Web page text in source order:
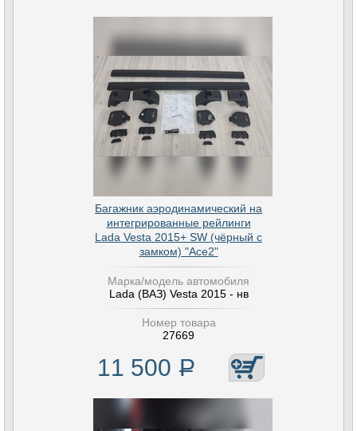
Багажник аэродинамический на
интегрированные рейлинги
Lada Vesta 2015+ SW (чёрный с
замком) "Ace2"
Марка/модель автомобиля
Lada (ВАЗ) Vesta 2015 - нв
Номер товара
27669
11 500 Р